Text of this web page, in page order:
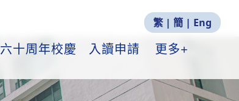
繁 | 簡 | Eng
六十周年校慶 入讀申請 更多+